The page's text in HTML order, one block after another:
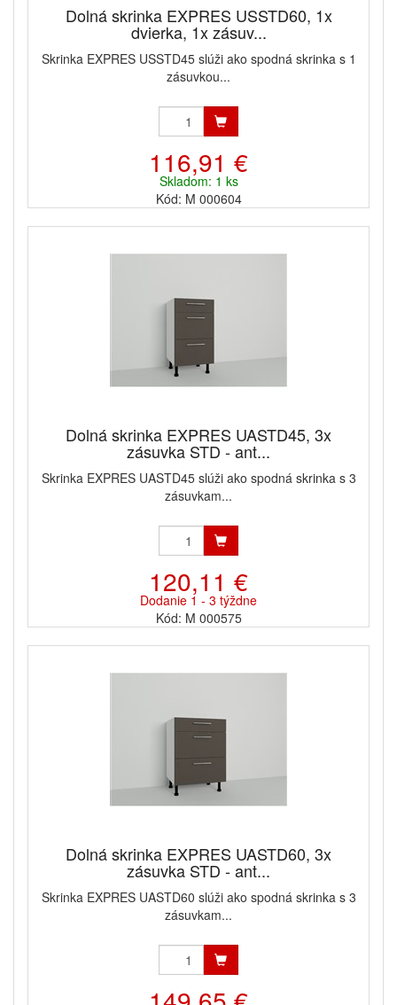
Dolná skrinka EXPRES USSTD60, 1x
dvierka, 1x zásuv...
Skrinka EXPRES USSTD45 slúži ako spodná skrinka s 1
zásuvkou...
116,91 €
Skladom: 1 ks
Kód: M 000604
Dolná skrinka EXPRES UASTD45, 3x
zásuvka STD - ant...
Skrinka EXPRES UASTD45 slúži ako spodná skrinka s 3
zásuvkam...
120,11 €
Dodanie 1 - 3 týždne
Kód: M 000575
Dolná skrinka EXPRES UASTD60, 3x
zásuvka STD - ant...
Skrinka EXPRES UASTD60 slúži ako spodná skrinka s 3
zásuvkam...